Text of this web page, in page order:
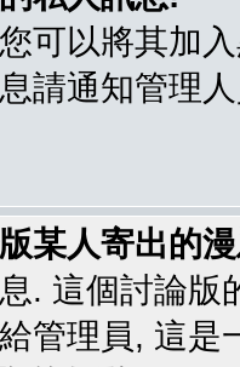
可以將其加
請通知管理
某人寄出的
. 這個討論
管理員, 這